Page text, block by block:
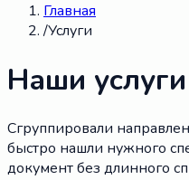
Главная
/Услуги
Наши услуги
Сгруппировали
быстро нашли нужного
документ без длинного